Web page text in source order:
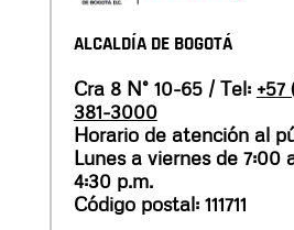
ALCALDÍA DE BOGOTÁ
Cra 8 N° 10-65 / Tel: +57
381-3000
Horario de atención al
Lunes a viernes de 7:00
4:30 p.m.
Código postal: 111711